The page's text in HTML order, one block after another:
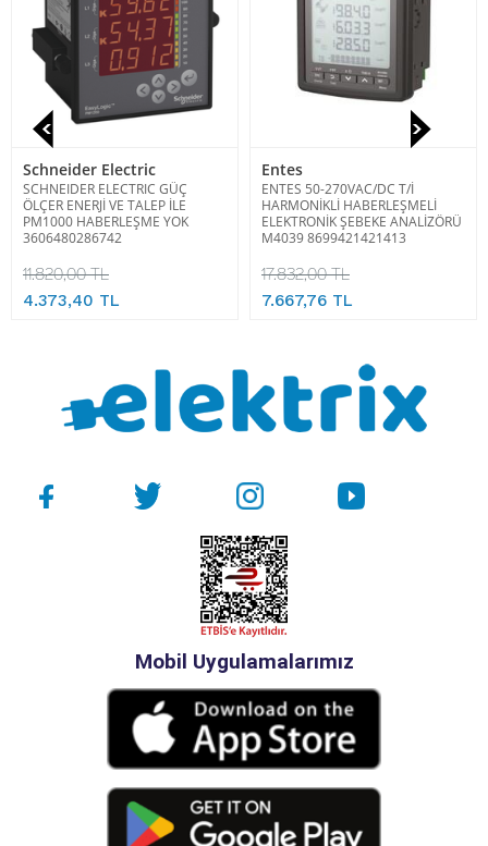
Schneider Electric
SCHNEIDER ELECTRIC GÜÇ
ÖLÇER ENERJİ VE TALEP İLE
PM1000 HABERLEŞME YOK
3606480286742
11.820,00 TL
4.373,40 TL
Entes
ENTES 50-270VAC/DC T/İ
HARMONİKLİ HABERLEŞMELİ
ELEKTRONİK ŞEBEKE ANALİZÖRÜ
M4039 8699421421413
17.832,00 TL
7.667,76 TL
Mobil Uygulamalarımız